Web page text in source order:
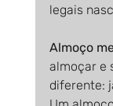
legais
Almoço
almoçar e
diferente: